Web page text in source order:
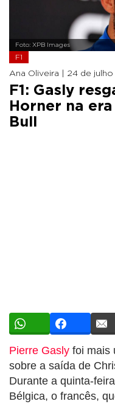
Foto: XPB Images
F1
Ana Oliveira | 24 de julho
F1: Gasly
Horner na
Bull
Pierre Gasly foi mais
sobre a saída de
Durante a quinta-
Bélgica, o francês,